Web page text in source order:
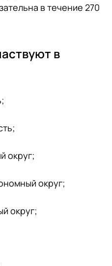
в течение 270
в
округ;
округ;
округ;